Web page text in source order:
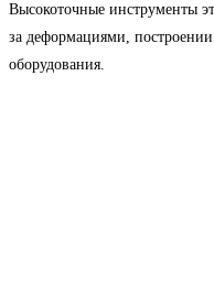
Высокоточные инструменты
за деформациями,
оборудования.